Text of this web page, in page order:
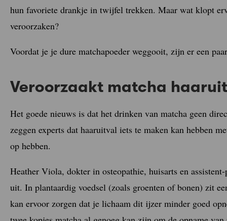
hun favoriete drankje in twijfel trekken. Maar wat klopt
veroorzaken?
Voordat je je dure matchapoeder weggooit, zijn er een
Veroorzaakt matcha
Het goede nieuws is dat het drinken van matcha geen
zeggen experts dat haaruitval iets te maken kan hebben
op hebben.
Heather Viola, dokter in osteopathie, huisarts en
uit. In plantaardig voedsel (zoals groenten of bonen) zit
kan ervoor zorgen dat je lichaam dit ijzer minder goed